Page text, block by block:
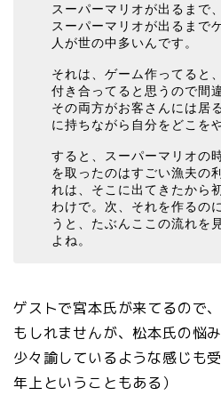
スーパーマリオが出るまで
スーパーマリオが出るまで
人が世の中多いんです。
それは、ゲーム作ってると
付き合ってると思うので間
その両方がお客さんには居
に持ちながら自分をどこを
すると、スーパーマリオの
を取ったのはすごい漁夫の
れは、そこに出てきたから
わけで。次、それを作るの
うと、たぶんここの流れを
よね。
ゲストで宮本氏が来てるので
もしれませんが、松本氏の悩
少々諭しているような感じも
年上ということもある）